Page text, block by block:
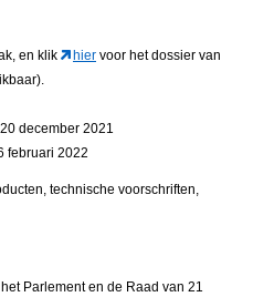
en klik hier voor het dossier van
december 2021
2022
technische voorschriften,
Parlement en de Raad van 21